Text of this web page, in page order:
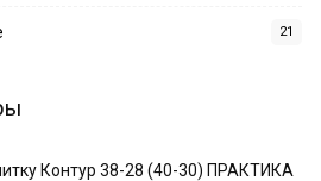
21
Контур 38-28 (40-30) ПРАКТИКА